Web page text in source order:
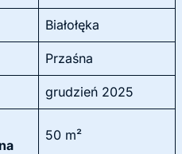
Białołęka
Przaśna
grudzień 2025
50 m²